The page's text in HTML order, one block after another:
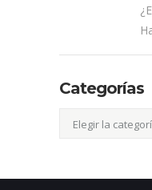
Categorías
Categorías